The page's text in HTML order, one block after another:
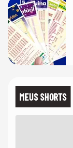
MEUS SHORTS